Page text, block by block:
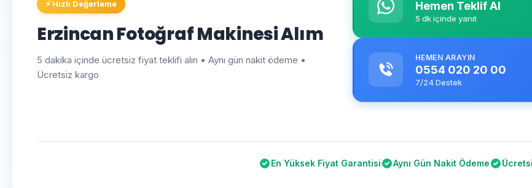
⚡ Hızlı Değerleme
Erzincan Fotoğraf Makinesi Alım
5 dakika içinde ücretsiz fiyat teklifi alın • Aynı gün nakit ödeme •
Ücretsiz kargo
Hemen Teklif Al
5 dk içinde yanıt
HEMEN ARAYIN
0554 020 20 00
7/24 Destek
En Yüksek Fiyat Garantisi Aynı Gün Nakit Ödeme